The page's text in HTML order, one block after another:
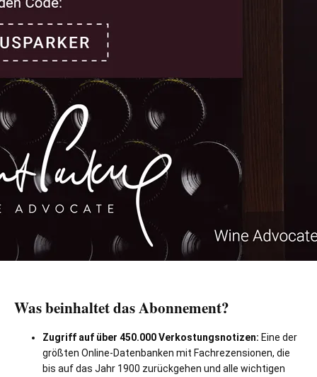
Was beinhaltet das Abonnement?
Zugriff auf über 450.000 Verkostungsnotizen: Eine der
größten Online-Datenbanken mit Fachrezensionen, die
bis auf das Jahr 1900 zurückgehen und alle wichtigen